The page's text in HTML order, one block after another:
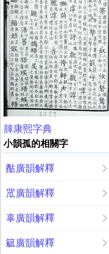
䐻康熙字典
小韻孤的相關字
酤廣韻解釋
罛廣韻解釋
辜廣韻解釋
䉉廣韻解釋